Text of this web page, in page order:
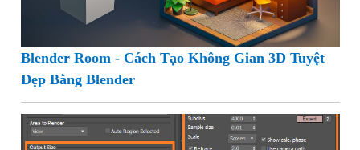
Blender Room - Cách Tạo Không Gian 3D Tuyệt
Đẹp Bằng Blender